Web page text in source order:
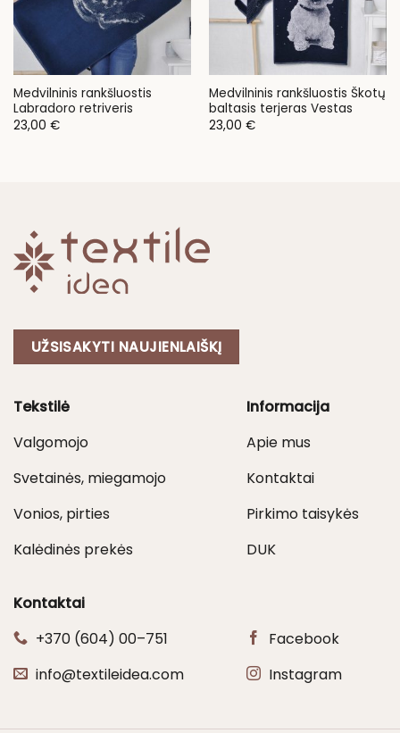
Medvilninis rankšluostis
Labradoro retriveris
23,00 €
Medvilninis rankšluostis Škotų
baltasis terjeras Vestas
23,00 €
UŽSISAKYTI NAUJIENLAIŠKĮ
Tekstilė
Valgomojo
Svetainės, miegamojo
Vonios, pirties
Kalėdinės prekės
Informacija
Apie mus
Kontaktai
Pirkimo taisykės
DUK
Kontaktai
+370 (604) 00–751
info@textileidea.com
Facebook
Instagram